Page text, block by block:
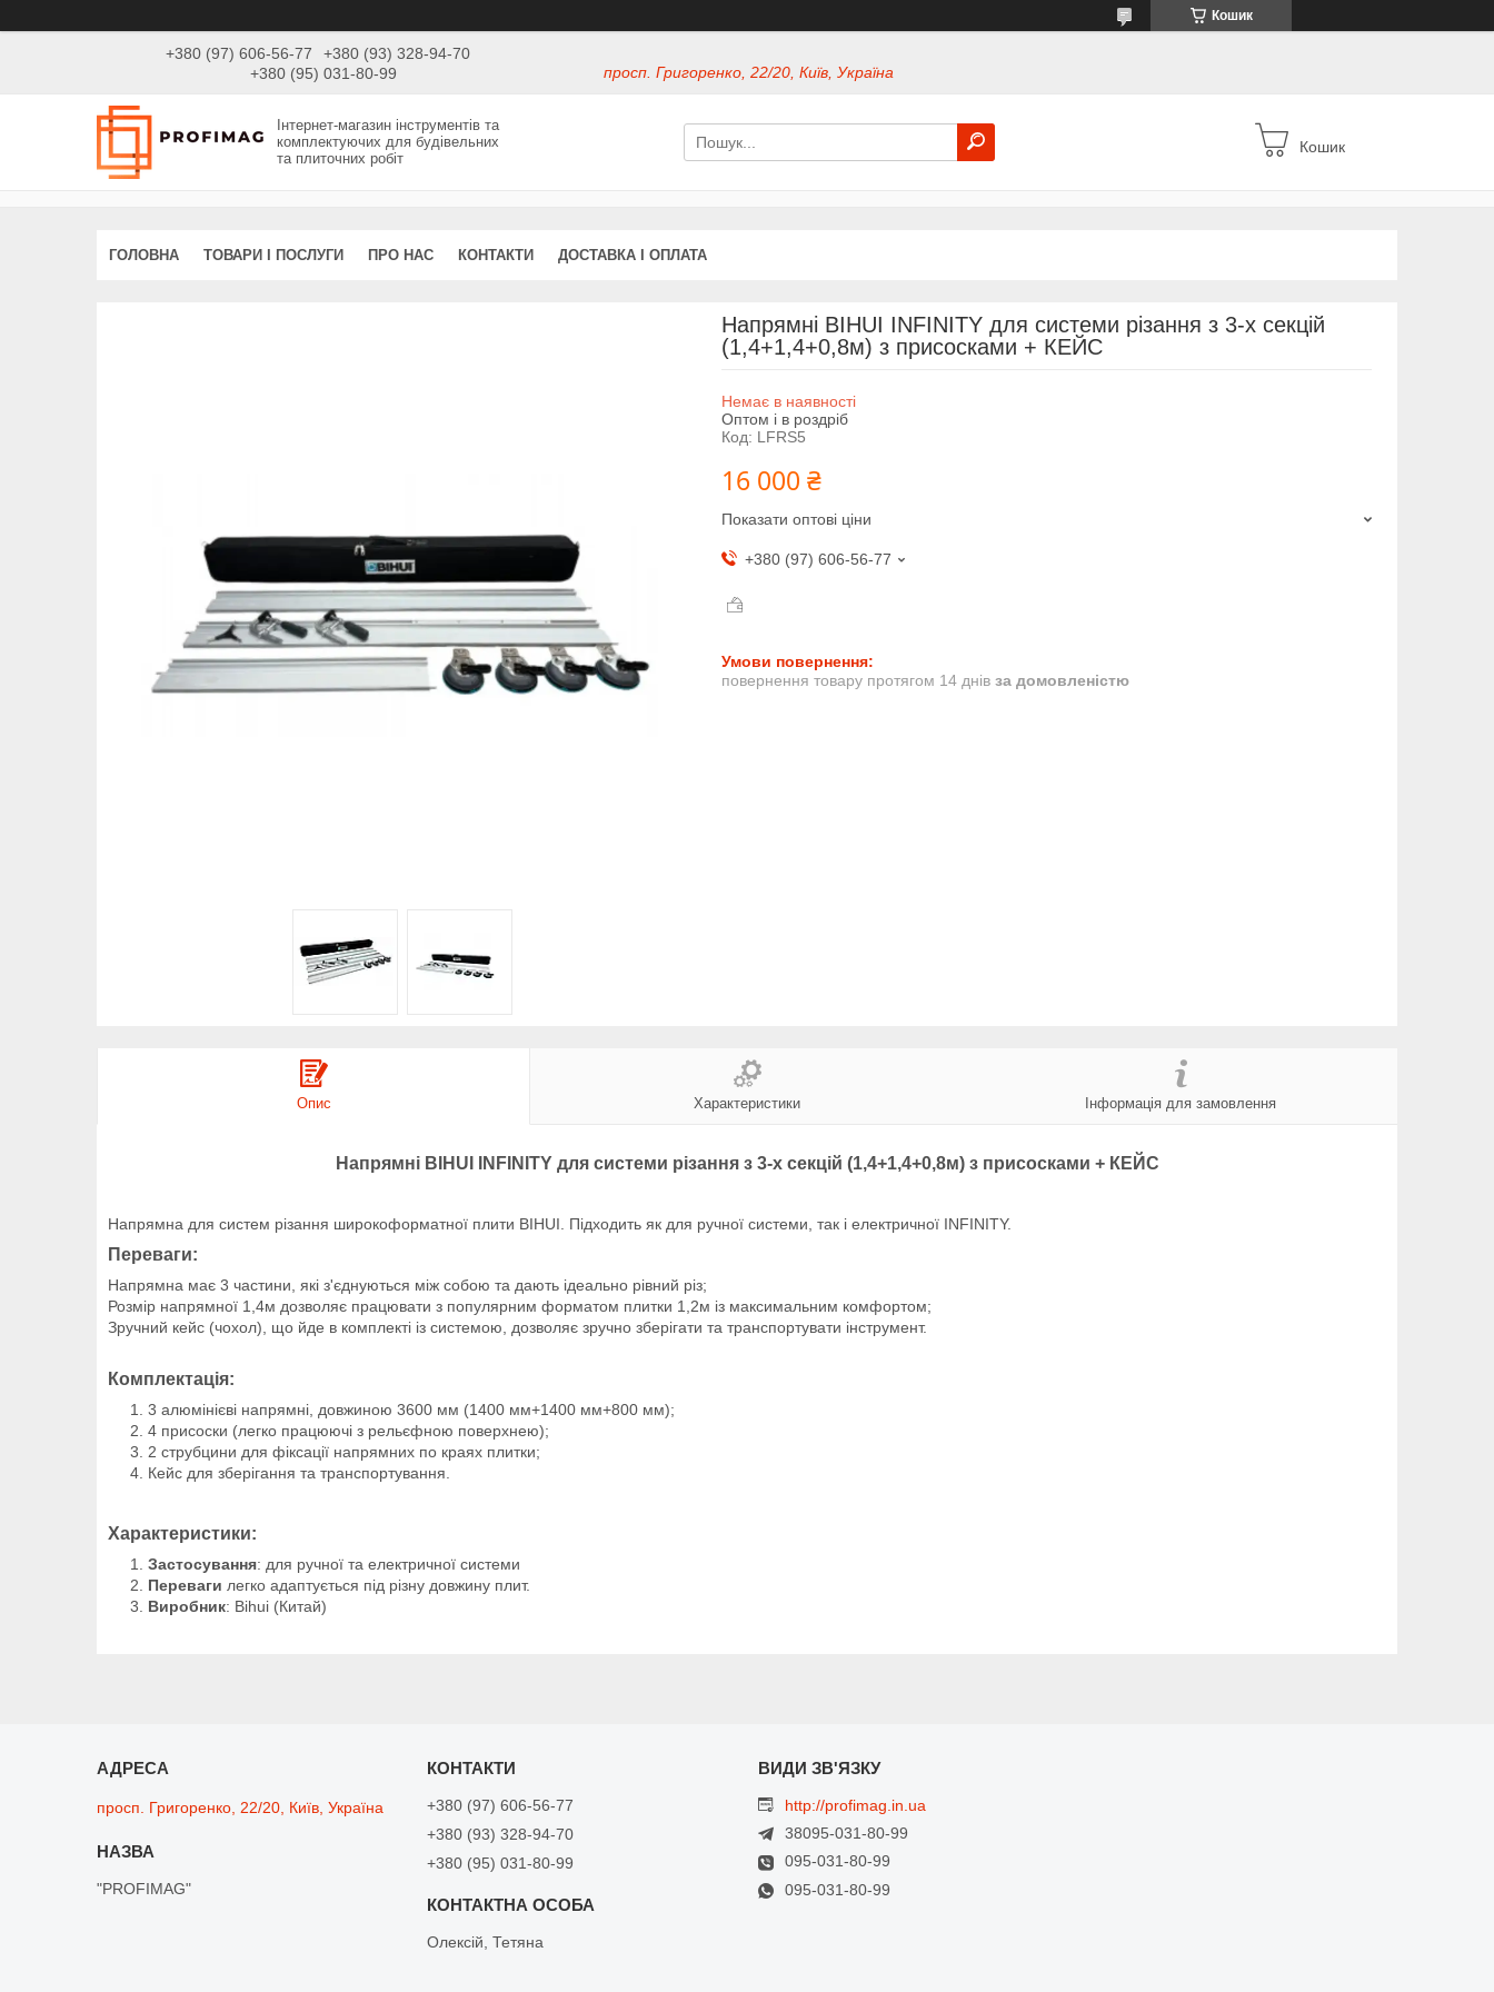
Кошик
+380 (97) 606-56-77
+380 (93) 328-94-70
+380 (95) 031-80-99
просп. Григоренко, 22/20, Київ, Україна
Інтернет-магазин інструментів та
комплектуючих для будівельних
та плиточних робіт
Кошик
ГОЛОВНА ТОВАРИ І ПОСЛУГИ ПРО НАС КОНТАКТИ ДОСТАВКА І ОПЛАТА
Напрямні BIHUI INFINITY для системи різання з 3-х секцій
(1,4+1,4+0,8м) з присосками + КЕЙС
Немає в наявності
Оптом і в роздріб
Код: LFRS5
16 000 ₴
Показати оптові ціни
+380 (97) 606-56-77
повернення товару протягом 14 днів за домовленістю
Опис Характеристики Інформація для замовлення
Напрямні BIHUI INFINITY для системи різання з 3-х секцій (1,4+1,4+0,8м) з присосками + КЕЙС
Напрямна для систем різання широкоформатної плити BIHUI. Підходить як для ручної системи, так і електричної INFINITY.
Переваги:
Напрямна має 3 частини, які з'єднуються між собою та дають ідеально рівний різ;
Розмір напрямної 1,4м дозволяє працювати з популярним форматом плитки 1,2м із максимальним комфортом;
Зручний кейс (чохол), що йде в комплекті із системою, дозволяє зручно зберігати та транспортувати інструмент.
Комплектація:
3 алюмінієві напрямні, довжиною 3600 мм (1400 мм+1400 мм+800 мм);
4 присоски (легко працюючі з рельєфною поверхнею);
2 струбцини для фіксації напрямних по краях плитки;
Кейс для зберігання та транспортування.
Характеристики:
Застосування: для ручної та електричної системи
Переваги легко адаптується під різну довжину плит.
Виробник: Bihui (Китай)
просп. Григоренко, 22/20, Київ, Україна
"PROFIMAG"
+380 (97) 606-56-77
+380 (93) 328-94-70
+380 (95) 031-80-99
Олексій, Тетяна
http://profimag.in.ua
38095-031-80-99
095-031-80-99
095-031-80-99